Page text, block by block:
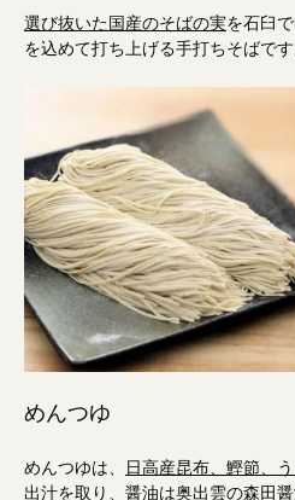
選び抜いた国産のそばの実を石臼
を込めて打ち上げる手打ちそばです
めんつゆ
めんつゆは、
日高産昆布、鰹節、
出汁を取り、醤油は奥出雲の森田